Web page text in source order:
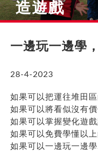
造遊戲
一邊玩一邊學
28-4-2023
如果可以把運往堆田
如果可以將看似沒有
如果可以掌握變化遊
如果可以免費學懂以
如果可以一邊玩一邊